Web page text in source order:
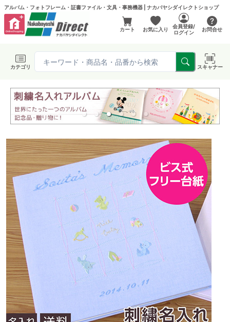
アルバム・フォトフレーム・証書ファイル・文具・事務機器 | ナカバヤシダイレクトショップ
カート お気に入り
会員登録/
ログイン
お問合せ
カテゴリ スキャナー